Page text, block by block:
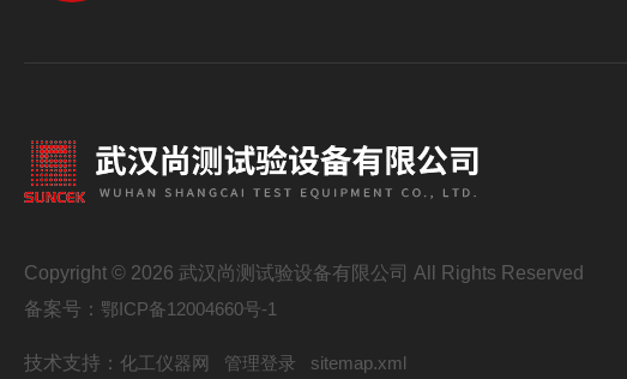
Copyright © 2026 武汉尚测试验设备有限公司 All Rights Reserved
备案号： 鄂ICP备12004660号-1
技术支持： 化工仪器网 管理登录 sitemap.xml